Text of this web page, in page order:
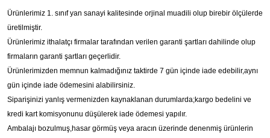
Ürünlerimiz 1. sınıf yan sanayi kalitesinde orjinal muadili olup birebir ölçülerde
üretilmiştir.
Ürünlerimiz ithalatçı firmalar tarafından verilen garanti şartları dahilinde olup
firmaların garanti şartları geçerlidir.
Ürünlerimizden memnun kalmadığınız taktirde 7 gün içinde iade edebilir,aynı
gün içinde iade ödemesini alabilirsiniz.
Siparişinizi yanlış vermenizden kaynaklanan durumlarda;kargo bedelini ve
kredi kart komisyonunu düşülerek iade ödemesi yapılır.
Ambalajı bozulmuş,hasar görmüş veya aracın üzerinde denenmiş ürünlerin